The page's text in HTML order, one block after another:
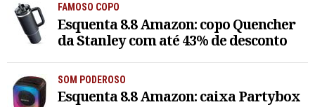
FAMOSO COPO
Esquenta 8.8 Amazon: copo Quencher
da Stanley com até 43% de desconto
SOM PODEROSO
Esquenta 8.8 Amazon: caixa Partybox